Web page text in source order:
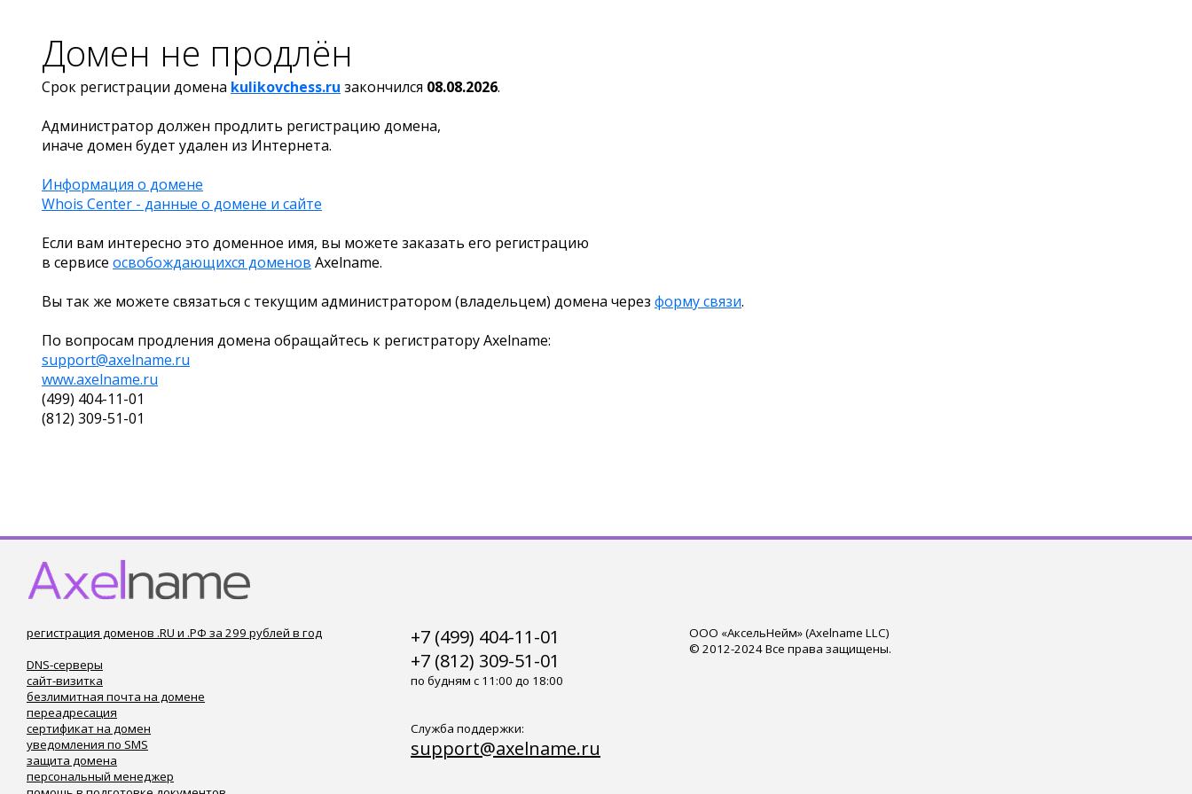
Домен не продлён
Срок регистрации домена kulikovchess.ru закончился 08.08.2026.
Администратор должен продлить регистрацию домена,
иначе домен будет удален из Интернета.
Информация о домене
Whois Center - данные о домене и сайте
Если вам интересно это доменное имя, вы можете заказать его регистрацию
в сервисе освобождающихся доменов Axelname.
Вы так же можете связаться с текущим администратором (владельцем) домена через форму связи.
По вопросам продления домена обращайтесь к регистратору Axelname:
support@axelname.ru
www.axelname.ru
(499) 404-11-01
(812) 309-51-01
регистрация доменов .RU и .РФ за 299 рублей в год
DNS-серверы
сайт-визитка
безлимитная почта на домене
переадресация
сертификат на домен
уведомления по SMS
защита домена
персональный менеджер
+7 (499) 404-11-01
+7 (812) 309-51-01
по будням с 11:00 до 18:00
Служба поддержки:
support@axelname.ru
ООО «АксельНейм» (Axelname LLC)
© 2012-2024 Все права защищены.